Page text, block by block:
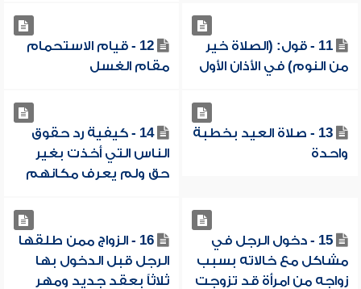
11 - قول: (الصلاة خير
من النوم) في الأذان الأول
12 - قيام الاستحمام
مقام الغسل
13 - صلاة العيد بخطبة
واحدة
14 - كيفية رد حقوق
الناس التي أخذت بغير
حق ولم يعرف مكانهم
15 - دخول الرجل في
مشاكل مع خالاته بسبب
زواجه من امرأة قد تزوجت
16 - الزواج ممن طلقها
الرجل قبل الدخول بها
ثلاثاً بعقد جديد ومهر